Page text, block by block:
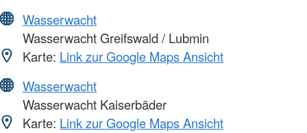
Wasserwacht
Wasserwacht Greifswald / Lubmin
Karte: Link zur Google Maps Ansicht
Wasserwacht
Wasserwacht Kaiserbäder
Karte: Link zur Google Maps Ansicht